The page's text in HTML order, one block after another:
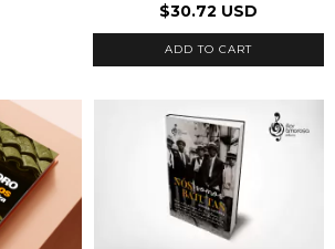
$30.72 USD